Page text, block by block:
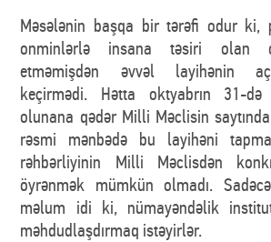
Məsələnin başqa bir tərəfi odur ki,
onminlərlə insana təsiri olan
etməmişdən əvvəl layihənin
keçirmədi. Hətta oktyabrın 31-
olunana qədər Milli Məclisin
rəsmi mənbədə bu layihəni
rəhbərliyinin Milli Məclisdən
öyrənmək mümkün olmadı.
məlum idi ki, nümayəndəlik
məhdudlaşdırmaq istəyirlər.